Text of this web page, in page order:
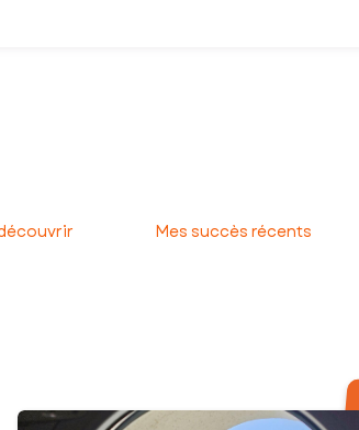
nécessaires à sa réalisation.
chez le notaire.
Mes succès récents